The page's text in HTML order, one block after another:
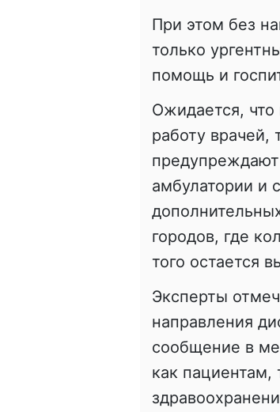
При этом без
только
помощь и
Ожидается,
работу
амбулатории и
городов, где
того остается
Эксперты
направления
сообщение в
как пациентам,